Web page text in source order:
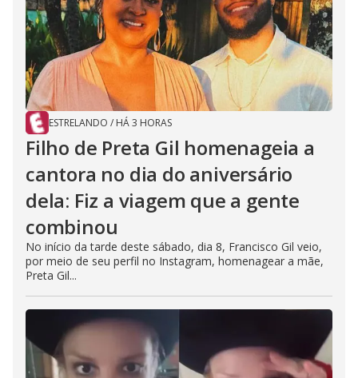
ESTRELANDO / HÁ 3 HORAS
Filho de Preta Gil homenageia a
cantora no dia do aniversário
dela: Fiz a viagem que a gente
combinou
No início da tarde deste sábado, dia 8, Francisco Gil veio,
por meio de seu perfil no Instagram, homenagear a mãe,
Preta Gil...